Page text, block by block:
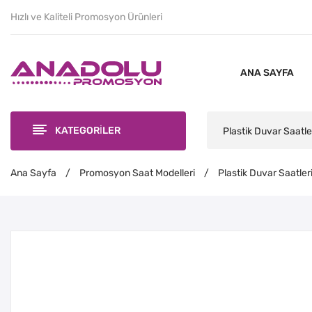
Hızlı ve Kaliteli Promosyon Ürünleri
ANA SAYFA
KATEGORİLER Plastik Duvar
Ana Sayfa / Promosyon Saat Modelleri / Plastik Duvar Saatleri